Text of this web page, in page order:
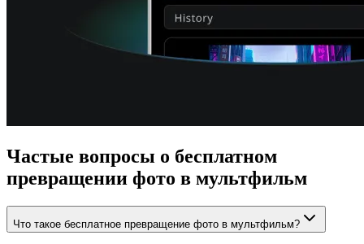
Частые вопросы о бесплатном
превращении фото в мультфильм
Что такое бесплатное превращение фото в мультфильм?